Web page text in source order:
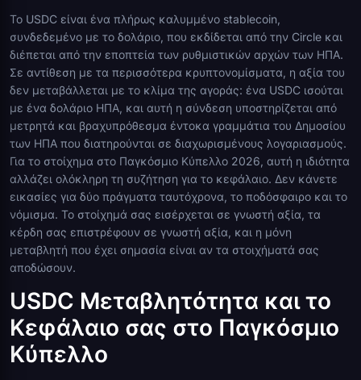
Το USDC είναι ένα πλήρως καλυμμένο stablecoin,
συνδεδεμένο με το δολάριο, που εκδίδεται από την Circle και
διέπεται από την εποπτεία των ρυθμιστικών αρχών των ΗΠΑ.
Σε αντίθεση με τα περισσότερα κρυπτονομίσματα, η αξία του
δεν μεταβάλλεται με το κλίμα της αγοράς: ένα USDC ισούται
με ένα δολάριο ΗΠΑ, και αυτή η σύνδεση υποστηρίζεται από
μετρητά και βραχυπρόθεσμα έντοκα γραμμάτια του Δημοσίου
των ΗΠΑ που διατηρούνται σε διαχωρισμένους λογαριασμούς.
Για το στοίχημα στο Παγκόσμιο Κύπελλο 2026, αυτή η ιδιότητα
αλλάζει ολόκληρη τη συζήτηση για το κεφάλαιο. Δεν κάνετε
εικασίες για δύο πράγματα ταυτόχρονα, το ποδόσφαιρο και το
νόμισμα. Το στοίχημά σας εισέρχεται σε γνωστή αξία, τα
κέρδη σας επιστρέφουν σε γνωστή αξία, και η μόνη
μεταβλητή που έχει σημασία είναι αν τα στοιχήματά σας
αποδώσουν.
USDC Μεταβλητότητα και το
Κεφάλαιο σας στο Παγκόσμιο
Κύπελλο